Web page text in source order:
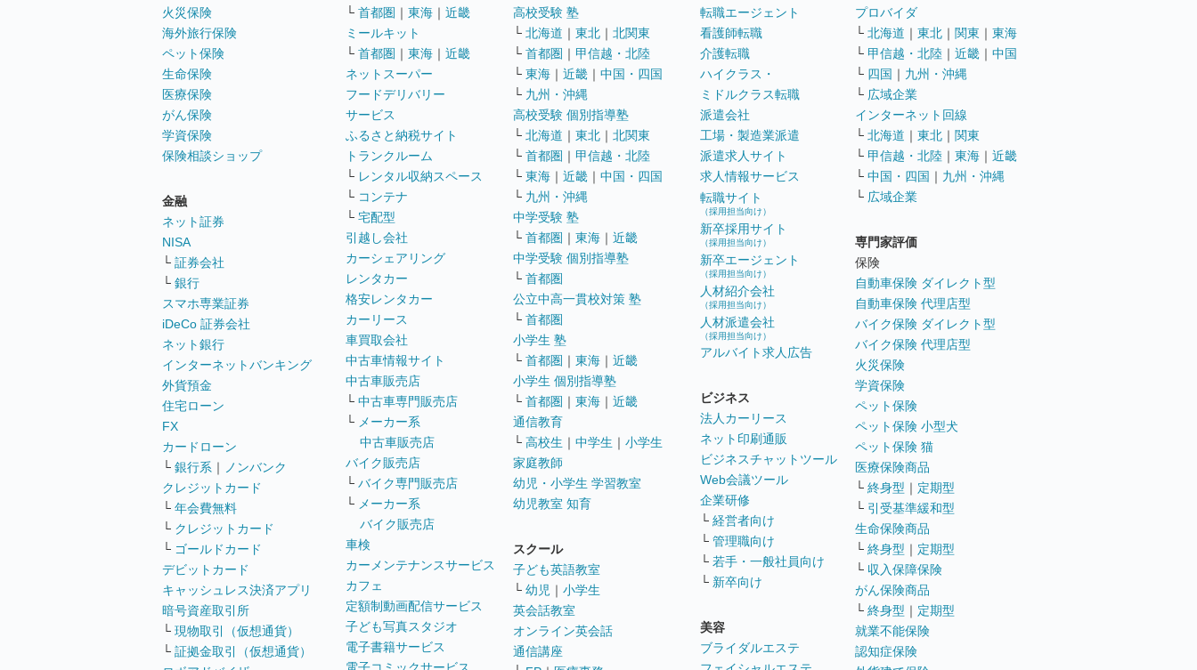
火災保険
海外旅行保険
ペット保険
生命保険
医療保険
がん保険
学資保険
保険相談ショップ
金融
ネット証券
NISA
└ 証券会社
└ 銀行
スマホ専業証券
iDeCo 証券会社
ネット銀行
インターネットバンキング
外貨預金
住宅ローン
FX
カードローン
└ 銀行系 ｜
ノンバンク
クレジットカード
└ 年会費無料
└ クレジットカード
└ ゴールドカード
デビットカード
キャッシュレス決済アプリ
暗号資産取引所
└ 現物取引（仮想通貨）
└ 証拠金取引（仮想通貨）
└ 首都圏 ｜ 東海 ｜ 近畿
ミールキット
└ 首都圏 ｜ 東海 ｜ 近畿
ネットスーパー
フードデリバリー
サービス
ふるさと納税サイト
トランクルーム
└ レンタル収納スペース
└ コンテナ
└ 宅配型
引越し会社
カーシェアリング
レンタカー
格安レンタカー
カーリース
車買取会社
中古車情報サイト
中古車販売店
└ 中古車専門販売店
└ メーカー系
中古車販売店
バイク販売店
└ バイク専門販売店
└ メーカー系
バイク販売店
車検
カーメンテナンスサービス
カフェ
定額制動画配信サービス
子ども写真スタジオ
電子書籍サービス
高校受験 塾
└ 北海道 ｜ 東北 ｜ 北関東
└ 首都圏 ｜ 甲信越・北陸
└ 東海 ｜ 近畿 ｜ 中国・四国
└ 九州・沖縄
高校受験 個別指導塾
└ 北海道 ｜ 東北 ｜ 北関東
└ 首都圏 ｜ 甲信越・北陸
└ 東海 ｜ 近畿 ｜ 中国・四国
└ 九州・沖縄
中学受験 塾
└ 首都圏 ｜ 東海 ｜ 近畿
中学受験 個別指導塾
└ 首都圏
公立中高一貫校対策 塾
└ 首都圏
小学生 塾
└ 首都圏 ｜ 東海 ｜ 近畿
小学生 個別指導塾
└ 首都圏 ｜ 東海 ｜ 近畿
通信教育
└ 高校生 ｜ 中学生 ｜ 小学生
家庭教師
幼児・小学生 学習教室
幼児教室 知育
スクール
子ども英語教室
└ 幼児 ｜ 小学生
英会話教室
オンライン英会話
通信講座
転職エージェント
看護師転職
介護転職
ハイクラス・
ミドルクラス転職
派遣会社
工場・製造業派遣
派遣求人サイト
求人情報サービス
転職サイト
（採用担当向け）
新卒採用サイト
（採用担当向け）
新卒エージェント
（採用担当向け）
人材紹介会社
（採用担当向け）
人材派遣会社
（採用担当向け）
アルバイト求人広告
ビジネス
法人カーリース
ネット印刷通販
ビジネスチャットツール
Web会議ツール
企業研修
└ 経営者向け
└ 管理職向け
└ 若手・一般社員向け
└ 新卒向け
美容
ブライダルエステ
プロバイダ
└ 北海道 ｜ 東北 ｜ 関東 ｜ 東海
└ 甲信越・北陸 ｜ 近畿 ｜ 中国
└ 四国 ｜ 九州・沖縄
└ 広域企業
インターネット回線
└ 北海道 ｜ 東北 ｜ 関東
└ 甲信越・北陸 ｜ 東海 ｜ 近畿
└ 中国・四国 ｜ 九州・沖縄
└ 広域企業
専門家評価
保険
自動車保険 ダイレクト型
自動車保険 代理店型
バイク保険 ダイレクト型
バイク保険 代理店型
火災保険
学資保険
ペット保険
ペット保険 小型犬
ペット保険 猫
医療保険商品
└ 終身型 ｜ 定期型
└ 引受基準緩和型
生命保険商品
└ 終身型 ｜ 定期型
└ 収入保障保険
がん保険商品
└ 終身型 ｜ 定期型
就業不能保険
認知症保険